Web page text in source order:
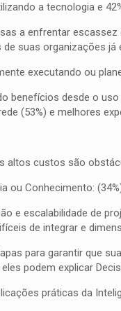
a tecnologia e
a enfrentar
suas organizações
executando ou
benefícios desde o
(53%) e melhores
altos custos são
ou Conhecimento:
e escalabilidade de
de integrar e
para garantir que
podem explicar
práticas da